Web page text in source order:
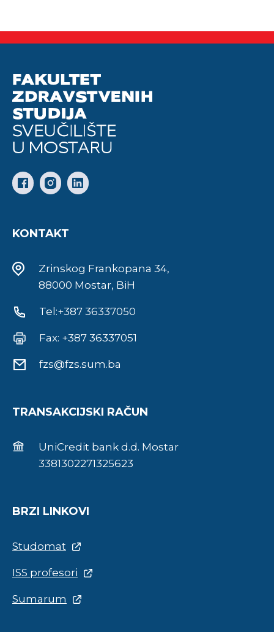
KONTAKT
Zrinskog Frankopana 34,
88000 Mostar, BiH
Tel:+387 36337050
Fax: +387 36337051
fzs@fzs.sum.ba
TRANSAKCIJSKI RAČUN
UniCredit bank d.d. Mostar
3381302271325623
BRZI LINKOVI
Studomat
ISS profesori
Sumarum